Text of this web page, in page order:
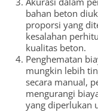
bahan beton
proporsi yang
kesalahan
kualitas beton.
Penghematan
mungkin lebih
secara manual,
mengurangi
yang diperlukan